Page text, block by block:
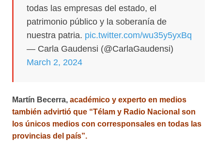
todas las empresas del estado, el
patrimonio público y la soberanía de
nuestra patria. pic.twitter.com/wu35y5yxBq
— Carla Gaudensi (@CarlaGaudensi)
March 2, 2024
Martín Becerra, académico y experto en medios
también advirtió que “Télam y Radio Nacional son
los únicos medios con corresponsales en todas las
provincias del país”.